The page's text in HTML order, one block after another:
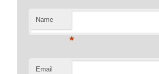
Name
*
Email